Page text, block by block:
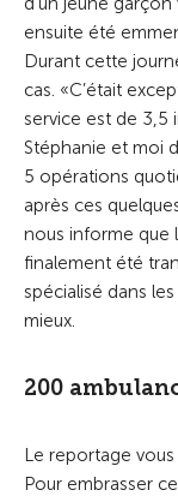
ensuite été
Durant cette
cas. «C’était
service est de 3,5
Stéphanie et moi
5 opérations
après ces
nous informe que
finalement été
spécialisé dans
mieux.
200
Le reportage
Pour embrasser